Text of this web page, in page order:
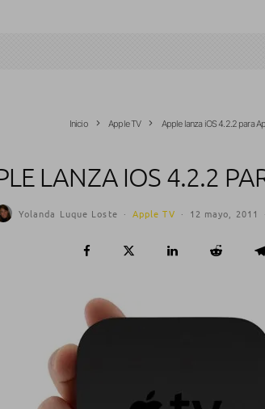
Inicio Apple TV Apple lanza iOS 4.2.2 para
LANZA IOS 4.2.2
Yolanda Luque Loste · Apple TV · 12 mayo, 2011